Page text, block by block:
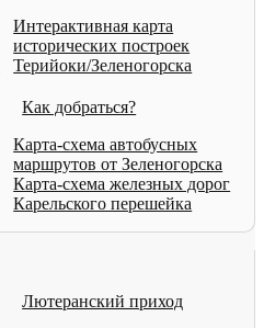
Интерактивная карта
исторических построек
Терийоки/Зеленогорска
Как добраться?
Карта-схема автобусных
маршрутов от Зеленогорска
Карта-схема железных дорог
Карельского перешейка
Лютеранский приход